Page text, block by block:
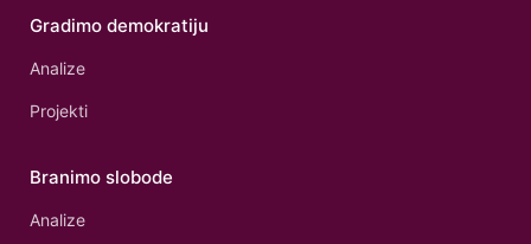
Gradimo demokratiju
Analize
Projekti
Branimo slobode
Analize